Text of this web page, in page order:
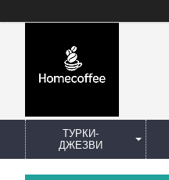
ТУРКИ-
ДЖЕЗВИ